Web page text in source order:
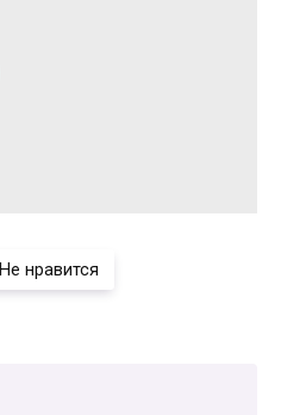
Не нравится